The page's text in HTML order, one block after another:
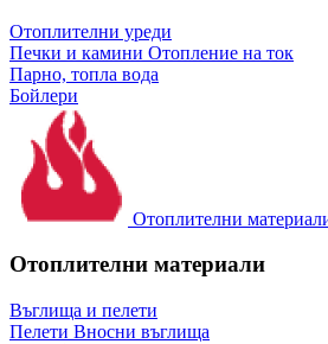
Отоплителни уреди
Печки и камини Отопление на ток
Парно, топла вода
Бойлери
Отоплителни
Отоплителни материали
Въглища и пелети
Пелети Вносни въглища